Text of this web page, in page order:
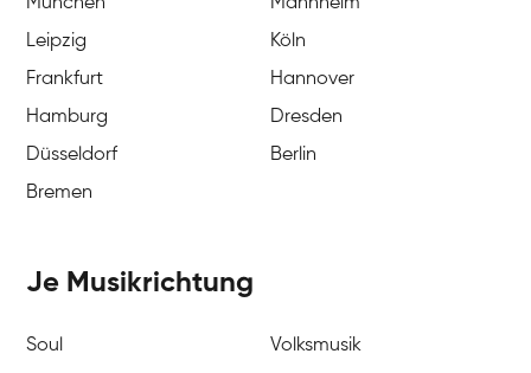
Leipzig
Köln
Frankfurt
Hannover
Hamburg
Dresden
Düsseldorf
Berlin
Bremen
Je Musikrichtung
Soul
Volksmusik